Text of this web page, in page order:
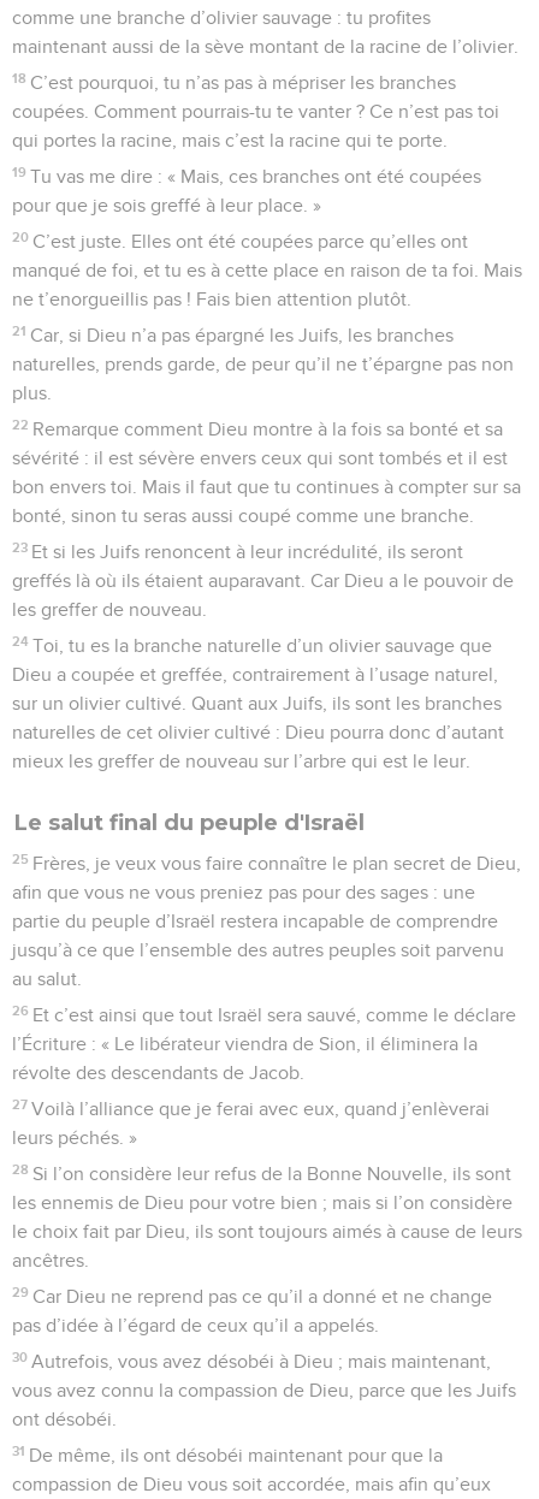
comme une branche d’olivier sauvage : tu profites
maintenant aussi de la sève montant de la racine de l’olivier.
18 C’est pourquoi, tu n’as pas à mépriser les branches
coupées. Comment pourrais-tu te vanter ? Ce n’est pas toi
qui portes la racine, mais c’est la racine qui te porte.
19 Tu vas me dire : « Mais, ces branches ont été coupées
pour que je sois greffé à leur place. »
20 C’est juste. Elles ont été coupées parce qu’elles ont
manqué de foi, et tu es à cette place en raison de ta foi. Mais
ne t’enorgueillis pas ! Fais bien attention plutôt.
21 Car, si Dieu n’a pas épargné les Juifs, les branches
naturelles, prends garde, de peur qu’il ne t’épargne pas non
plus.
22 Remarque comment Dieu montre à la fois sa bonté et sa
sévérité : il est sévère envers ceux qui sont tombés et il est
bon envers toi. Mais il faut que tu continues à compter sur sa
bonté, sinon tu seras aussi coupé comme une branche.
23 Et si les Juifs renoncent à leur incrédulité, ils seront
greffés là où ils étaient auparavant. Car Dieu a le pouvoir de
les greffer de nouveau.
24 Toi, tu es la branche naturelle d’un olivier sauvage que
Dieu a coupée et greffée, contrairement à l’usage naturel,
sur un olivier cultivé. Quant aux Juifs, ils sont les branches
naturelles de cet olivier cultivé : Dieu pourra donc d’autant
mieux les greffer de nouveau sur l’arbre qui est le leur.
Le salut final du peuple d'Israël
25 Frères, je veux vous faire connaître le plan secret de Dieu,
afin que vous ne vous preniez pas pour des sages : une
partie du peuple d’Israël restera incapable de comprendre
jusqu’à ce que l’ensemble des autres peuples soit parvenu
au salut.
26 Et c’est ainsi que tout Israël sera sauvé, comme le déclare
l’Écriture : « Le libérateur viendra de Sion, il éliminera la
révolte des descendants de Jacob.
27 Voilà l’alliance que je ferai avec eux, quand j’enlèverai
leurs péchés. »
28 Si l’on considère leur refus de la Bonne Nouvelle, ils sont
les ennemis de Dieu pour votre bien ; mais si l’on considère
le choix fait par Dieu, ils sont toujours aimés à cause de leurs
ancêtres.
29 Car Dieu ne reprend pas ce qu’il a donné et ne change
pas d’idée à l’égard de ceux qu’il a appelés.
30 Autrefois, vous avez désobéi à Dieu ; mais maintenant,
vous avez connu la compassion de Dieu, parce que les Juifs
ont désobéi.
31 De même, ils ont désobéi maintenant pour que la
compassion de Dieu vous soit accordée, mais afin qu’eux